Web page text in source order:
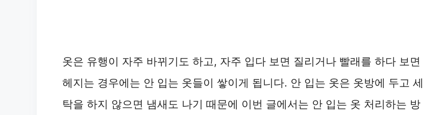
옷은 유행이 자주 바뀌기도 하고, 자주 입다 보면 질리거나 빨래를 하다 보면
헤지는 경우에는 안 입는 옷들이 쌓이게 됩니다. 안 입는 옷은 옷방에 두고 세
탁을 하지 않으면 냄새도 나기 때문에 이번 글에서는 안 입는 옷 처리하는 방